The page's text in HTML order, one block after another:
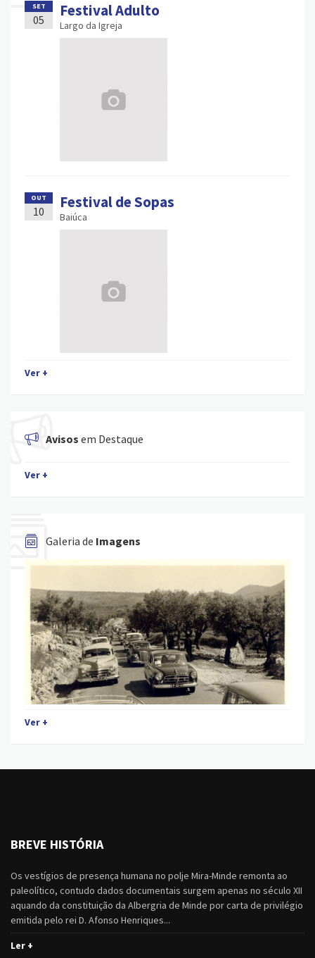
SET
05 Festival Adulto
Largo da Igreja
OUT
10 Festival de Sopas
Baiúca
Ver +
Avisos em Destaque
Ver +
Galeria de Imagens
Ver +
BREVE HISTÓRIA
Os vestígios de presença humana no polje Mira-Minde remonta ao
paleolítico, contudo dados documentais surgem apenas no século XII
aquando da constituição da Albergria de Minde por carta de privilégio
emitida pelo rei D. Afonso Henriques...
Ler +